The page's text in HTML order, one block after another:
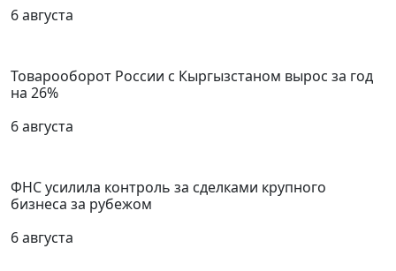
6 августа
Товарооборот России с Кыргызстаном вырос за год
на 26%
6 августа
ФНС усилила контроль за сделками крупного
бизнеса за рубежом
6 августа